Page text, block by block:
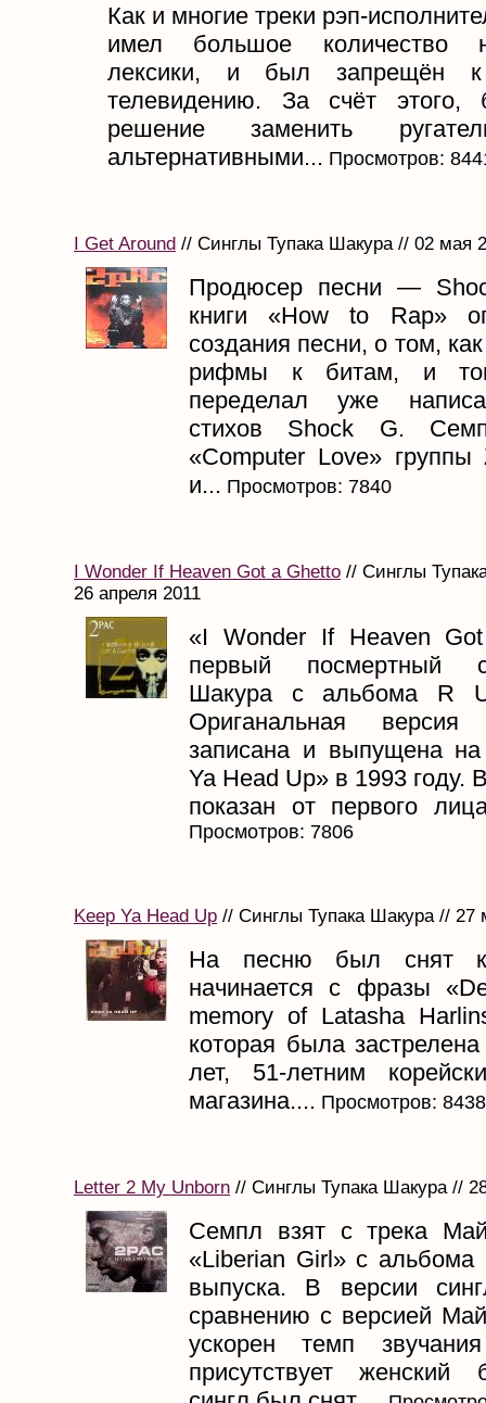
Как и многие треки рэп-
имел большое количество
лексики, и был запрещён
телевидению. За счёт этого,
решение заменить
альтернативными... Просмотров:
I Get Around // Синглы Тупака Шакура // 02 мая
Продюсер песни —
книги «How to Rap»
создания песни, о том,
рифмы к битам, и
переделал уже
стихов Shock G.
«Computer Love»
и... Просмотров: 7840
I Wonder If Heaven Got a Ghetto // Синглы
26 апреля 2011
«I Wonder If Heaven
первый посмертный
Шакура с альбома R
Ориганальная
записана и выпущена на
Ya Head Up» в 1993 году.
показан от первого
Просмотров: 7806
Keep Ya Head Up // Синглы Тупака Шакура // 27
На песню был снят
начинается с фразы
memory of Latasha
которая была
лет, 51-летним
магазина.... Просмотров: 8438
Letter 2 My Unborn // Синглы Тупака Шакура //
Семпл взят с трека
«Liberian Girl» с альбома
выпуска. В версии
сравнению с версией
ускорен темп
присутствует женский